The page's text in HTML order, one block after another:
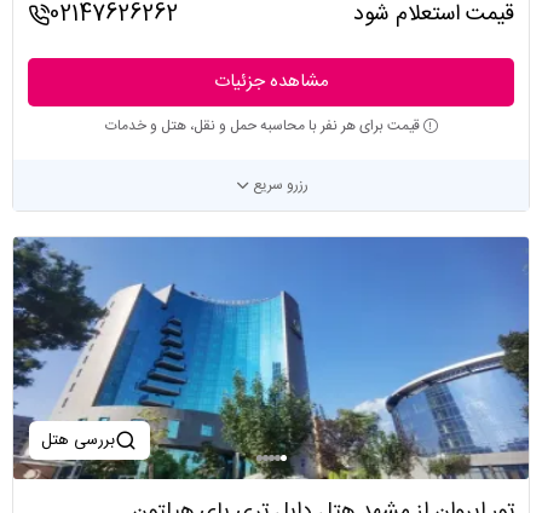
قیمت استعلام شود 02147626262
مشاهده جزئیات
قیمت برای هر نفر با محاسبه حمل و نقل، هتل و خدمات
رزرو سریع
بررسی هتل